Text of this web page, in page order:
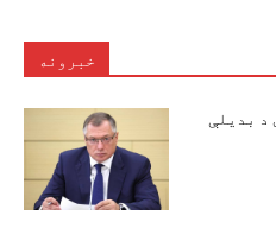
خبرونه
د بدیلې